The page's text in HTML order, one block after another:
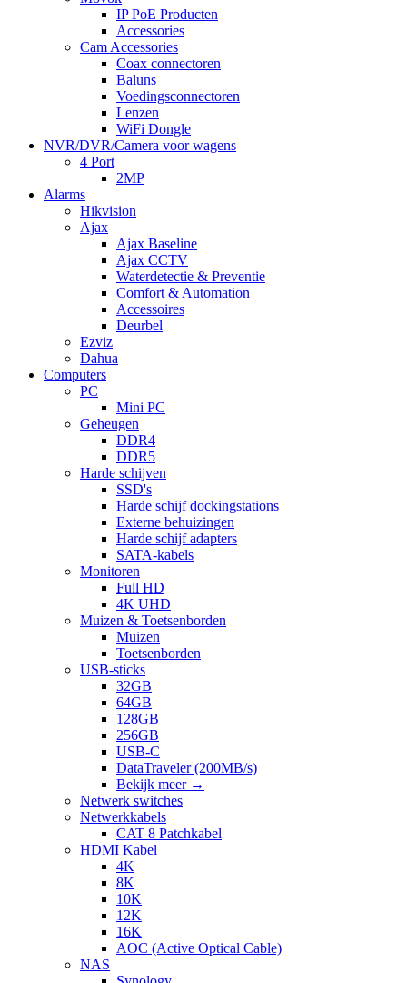
IP PoE Producten
Accessories
Cam Accessories
Coax connectoren
Baluns
Voedingsconnectoren
Lenzen
WiFi Dongle
NVR/DVR/Camera voor wagens
4 Port
2MP
Alarms
Hikvision
Ajax
Ajax Baseline
Ajax CCTV
Waterdetectie & Preventie
Comfort & Automation
Accessoires
Deurbel
Ezviz
Dahua
Computers
PC
Mini PC
Geheugen
DDR4
DDR5
Harde schijven
SSD's
Harde schijf dockingstations
Externe behuizingen
Harde schijf adapters
SATA-kabels
Monitoren
Full HD
4K UHD
Muizen & Toetsenborden
Muizen
Toetsenborden
USB-sticks
32GB
64GB
128GB
256GB
USB-C
DataTraveler (200MB/s)
Bekijk meer →
Netwerk switches
Netwerkkabels
CAT 8 Patchkabel
HDMI Kabel
4K
8K
10K
12K
16K
AOC (Active Optical Cable)
NAS